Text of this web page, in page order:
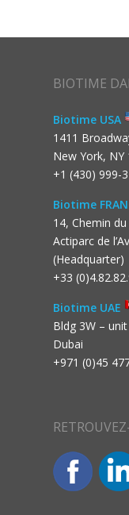
BIOTIME
Biotime USA
1411
New York, NY
+1 (430) 999-
Biotime
14, Chemin
Actiparc de
(Headquarter)
+33
Biotime UAE
Bldg 3W –
Dubai
+971 (0)45